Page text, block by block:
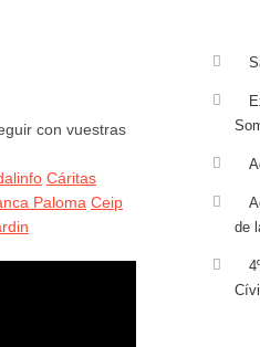
con vuestras
Cáritas
Paloma Ceip
de